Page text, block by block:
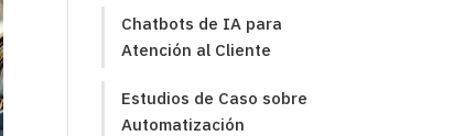
Chatbots de IA para
Atención al Cliente
Estudios de Caso sobre
Automatización